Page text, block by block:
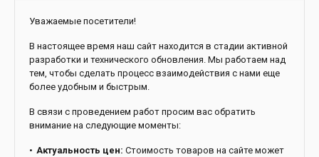
Уважаемые посетители!
В настоящее время наш сайт находится в стадии активной
разработки и технического обновления. Мы работаем над
тем, чтобы сделать процесс взаимодействия с нами еще
более удобным и быстрым.
В связи с проведением работ просим вас обратить
внимание на следующие моменты:
Актуальность цен: Стоимость товаров на сайте может